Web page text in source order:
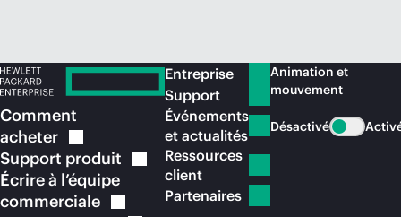
Comment
acheter
Support produit
Écrire à l’équipe
commerciale
Entreprise
Support
Événements
et actualités
Ressources
client
Partenaires
Animation et
mouvement
Désactivé